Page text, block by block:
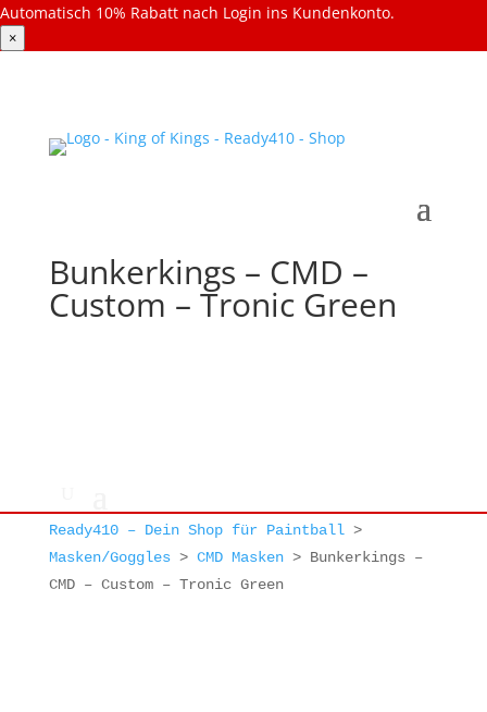
Automatisch 10% Rabatt nach Login ins Kundenkonto.
×
Bunkerkings – CMD –
Custom – Tronic Green
Ready410 – Dein Shop für Paintball>
Masken/Goggles> CMD Masken> Bunkerkings –
CMD – Custom – Tronic Green